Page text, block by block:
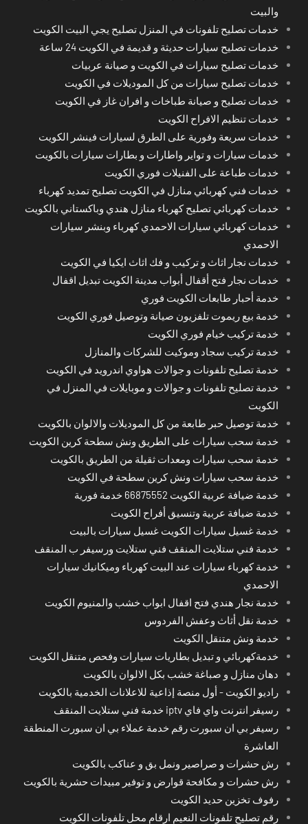
والبيت
خدمات تصليح تلفونات في المنزل تصليح يجي البيت الكويت
خدمات تصليح سيارات حديثة و قديمة في الكويت 24 ساعة
خدمات تصليح سيارات في الكويت و صيانة عربيات
خدمات تصليح سيارات من كل الموديلات في الكويت
خدمات تصليح و صيانة طباخات و افران غاز في الكويت
خدمات تنظيم الافراح الكويت
خدمات سريعة وفورية على الطرق لسيارات فينشر الكويت
خدمات سيارات و تواير واطارات و بطارات سيارات بالكويت
خدمات طباعة على الفنيلات فوري الكويت
خدمات فني كهربائي منازل في الكويت تصليح تمديد كهرباء
خدمات كهربائي تصليح كهرباء منازل هندي وباكستاني بالكويت
خدمات كهربائي سيارات الاحمدي كهرباء وبنشر سيارات
الاحمدي
خدمات نجار اثاث و تركيب و فك اثاث ايكيا في الكويت
خدمات نجار فتح أقفال أبواب مدينة الكويت تبديل اقفال
خدمة أحبار طابعات الكويت فوري
خدمة بيع ريموت تلفزيون صيانة وتوصيل فوري الكويت
خدمة تركيب خيام فوري الكويت
خدمة تركيب سجاد وموكيت للشركات والمنازل
خدمة تصليح تلفونات و جوالات هواوي اندرويد في الكويت
خدمة تصليح تلفونات و جوالات و موبايلات في المنزل في
الكويت
خدمة توصيل حبر طابعة من كل الموديلات والالوان بالكويت
خدمة سحب سيارات على الطريق ونش سطحة كرين الكويت
خدمة سحب سيارات ومعدات ثقيلة من الطريق بالكويت
خدمة سحب سيارات ونش كرين سطحة في الكويت
خدمة ضيافة عربية الكويت 66875552 خدمة فورية
خدمة ضيافة عربية وتنسيق أفراح الكويت
خدمة غسيل سيارات الكويت غسيل سيارات بالبيت
خدمة فني ستلايت المنقف فني ستلايت ورسيفر ب المنقف
خدمة كهرباء سيارات عند البيت كهرباء وميكانيك سيارات
الاحمدي
خدمة نجار هندي فتح اقفال ابواب خشب والمنيوم الكويت
خدمة نقل أثاث وعفش الفردوس
خدمة ونش متنقل الكويت
خدمةكهربائي و تبديل بطاريات سيارات وفحص متنقل الكويت
دهان منازل و صباغة خشب بكل الالوان بالكويت
راديو الكويت - أول منصة إذاعية للاعلانات الخدمية بالكويت
رسيفر انترنت واي فاي iptv خدمة فني ستلايت المنقف
رسيفر بي ان سبورت رقم خدمة عملاء بي ان سبورت المنطقة
العاشرة
رش حشرات و صراصير ونمل بق و عناكب بالكويت
رش حشرات و مكافحة قوارض و توفير مبيدات حشرية بالكويت
رفوف تخزين حديد الكويت
رقم تصليح تلفونات النعيم ارقام محل تلفونات الكويت